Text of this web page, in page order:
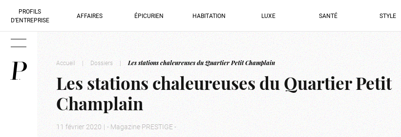
PROFILS
D’ENTREPRISE
AFFAIRES ÉPICURIEN HABITATION LUXE SANTÉ STYLE
Accueil | Dossiers | Les stations chaleureuses du Quartier Petit Champlain
Les stations chaleureuses du Quartier Petit
Champlain
11 février 2020 | - Magazine PRESTIGE -